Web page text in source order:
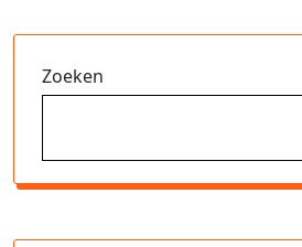
Zoeken